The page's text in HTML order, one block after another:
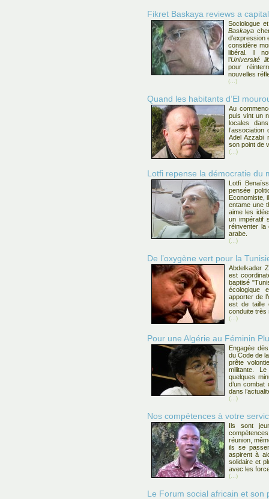
Fikret Baskaya reviews a
Sociologue
Baskaya
d’expression
considère
libéral. Il
l’Université
pour
nouvelles
(...)
Quand les habitants d’El
Au
puis vint un
locales
Adel Azzabi
son point de
(...)
Lotfi repense la démocratie du
Lotfi
pensée
Economiste,
entame une
aime les
un impératif
réinventer la
arabe.
(...)
De l’oxygène vert pour la
Abdelkader
est
baptisé
écologique
apporter de
est de taille
conduite très
(...)
Pour une Algérie au Féminin
Engagée
du Code de
prête
militante.
quelques
d’un combat
dans
(...)
Nos compétences à votre
Ils sont
réunion,
ils se
aspirent à
solidaire et
avec les
(...)
Le Forum social africain et son